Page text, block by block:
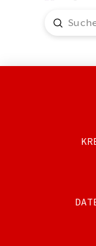
Search
Submit